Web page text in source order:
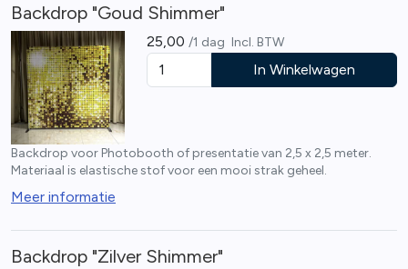
onvergetelijk!
Backdrop "Goud Shimmer"
25,00 /1 dag Incl. BTW
In Winkelwagen
Backdrop voor Photobooth of presentatie van 2,5 x 2,5 meter.
Materiaal is elastische stof voor een mooi strak geheel.
Meer informatie
Backdrop "Zilver Shimmer"